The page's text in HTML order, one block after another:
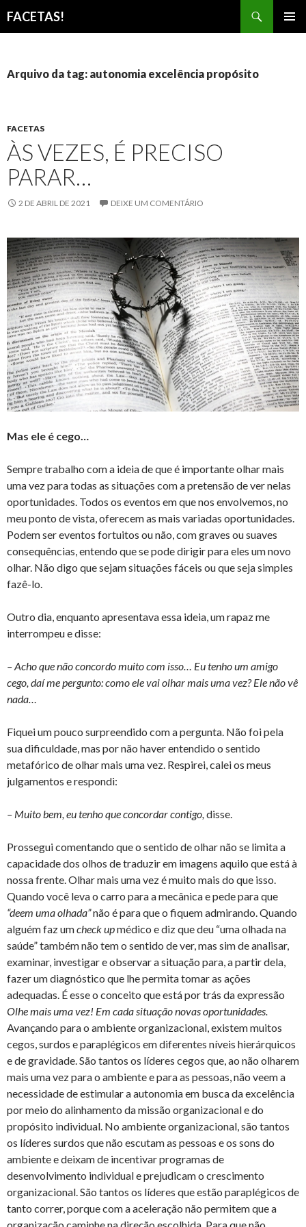
FACETAS!
CONTEÚDO
Arquivo da tag: autonomia excelência propósito
FACETAS
ÀS VEZES, É PRECISO
PARAR…
2 DE ABRIL DE 2021 DEIXE UM COMENTÁRIO
Mas ele é cego…
Sempre trabalho com a ideia de que é importante olhar mais
uma vez para todas as situações com a pretensão de ver nelas
oportunidades. Todos os eventos em que nos envolvemos, no
meu ponto de vista, oferecem as mais variadas oportunidades.
Podem ser eventos fortuitos ou não, com graves ou suaves
consequências, entendo que se pode dirigir para eles um novo
olhar. Não digo que sejam situações fáceis ou que seja simples
fazê-lo.
Outro dia, enquanto apresentava essa ideia, um rapaz me
interrompeu e disse:
– Acho que não concordo muito com isso… Eu tenho um amigo
cego, daí me pergunto: como ele vai olhar mais uma vez? Ele não vê
nada…
Fiquei um pouco surpreendido com a pergunta. Não foi pela
sua dificuldade, mas por não haver entendido o sentido
metafórico de olhar mais uma vez. Respirei, calei os meus
julgamentos e respondi:
– Muito bem, eu tenho que concordar contigo, disse.
Prossegui comentando que o sentido de olhar não se limita a
capacidade dos olhos de traduzir em imagens aquilo que está à
nossa frente. Olhar mais uma vez é muito mais do que isso.
Quando você leva o carro para a mecânica e pede para que
“deem uma olhada”não é para que o fiquem admirando. Quando
alguém faz umcheckupmédico e diz que deu “uma olhada na
saúde” também não tem o sentido de ver, mas sim de analisar,
examinar, investigar e observar a situação para, a partir dela,
fazer um diagnóstico que lhe permita tomar as ações
adequadas. É esse o conceito que está por trás da expressão
Olhe mais uma vez! Em cada situação novas oportunidades.
Avançando para o ambiente organizacional, existem muitos
cegos, surdos e paraplégicos em diferentes níveis hierárquicos
e de gravidade. São tantos os líderes cegos que, ao não olharem
mais uma vez para o ambiente e para as pessoas, não veem a
necessidade de estimular a autonomia em busca da excelência
por meio do alinhamento da missão organizacional e do
propósito individual. No ambiente organizacional, são tantos
os líderes surdos que não escutam as pessoas e os sons do
ambiente e deixam de incentivar programas de
desenvolvimento individual e prejudicam o crescimento
organizacional. São tantos os líderes que estão paraplégicos de
tanto correr, porque com a aceleração não permitem que a